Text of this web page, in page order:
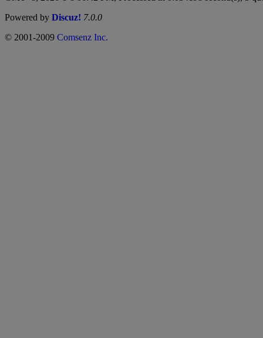
Powered by Discuz! 7.0.0
© 2001-2009 Comsenz Inc.